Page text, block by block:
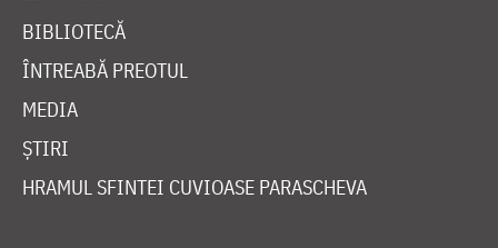
BIBLIOTECĂ
ÎNTREABĂ PREOTUL
MEDIA
ȘTIRI
HRAMUL SFINTEI CUVIOASE PARASCHEVA